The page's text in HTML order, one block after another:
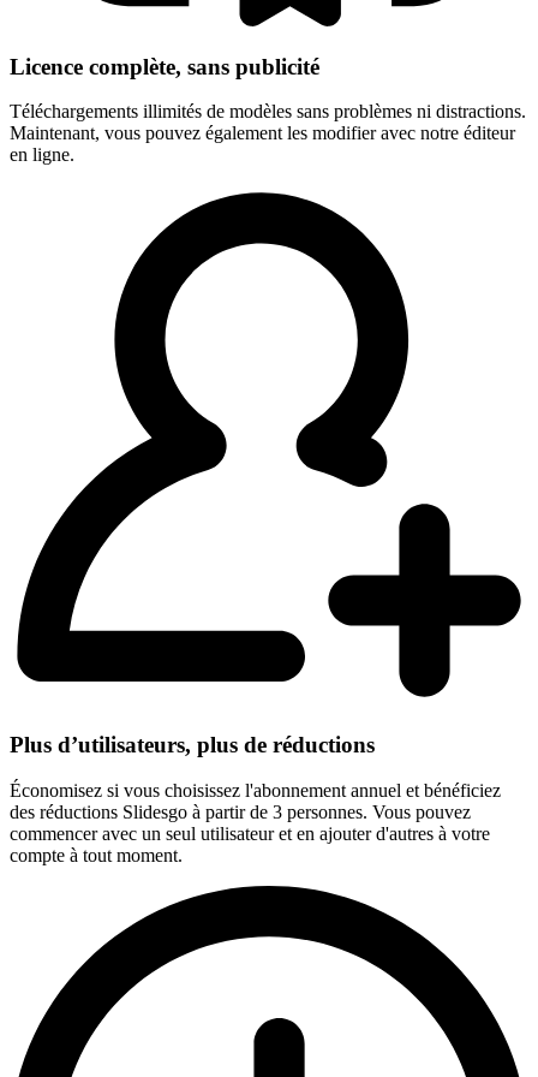
Licence complète, sans publicité
Téléchargements illimités de modèles sans problèmes ni distractions.
Maintenant, vous pouvez également les modifier avec notre éditeur
en ligne.
Plus d’utilisateurs, plus de réductions
Économisez si vous choisissez l'abonnement annuel et bénéficiez
des réductions Slidesgo à partir de 3 personnes. Vous pouvez
commencer avec un seul utilisateur et en ajouter d'autres à votre
compte à tout moment.